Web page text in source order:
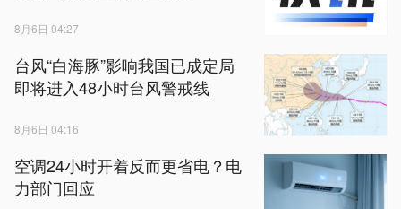
8月6日 04:27
台风“白海豚”影响我国已成定局
即将进入48小时台风警戒线
8月6日 04:16
空调24小时开着反而更省电？电
力部门回应